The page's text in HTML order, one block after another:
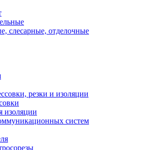
слесарные, отделочные
резки и изоляции
изоляции
систем